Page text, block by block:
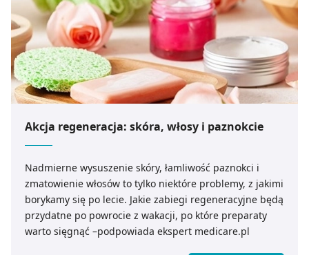
Akcja regeneracja: skóra, włosy i paznokcie
Nadmierne wysuszenie skóry, łamliwość paznokci i
zmatowienie włosów to tylko niektóre problemy, z jakimi
borykamy się po lecie. Jakie zabiegi regeneracyjne będą
przydatne po powrocie z wakacji, po które preparaty
warto sięgnąć –podpowiada ekspert medicare.pl